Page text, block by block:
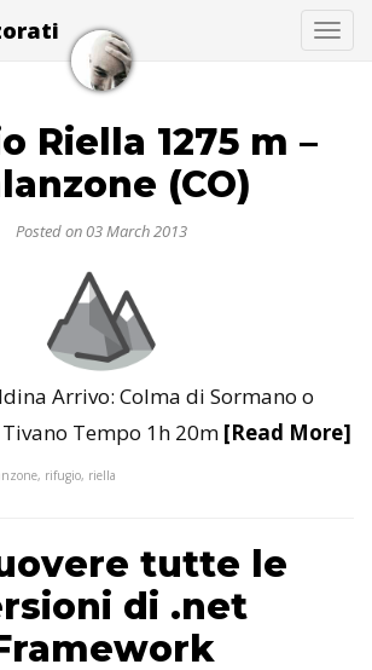
Riella 1275 m –
(CO)
Posted on 03 March 2013
Arrivo: Colma di Sormano o
Tempo 1h 20m [Read More]
rifugio, riella
tutte le
di .net